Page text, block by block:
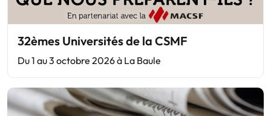
32èmes Universités de la CSMF
Du 1 au 3 octobre 2026 à La Baule